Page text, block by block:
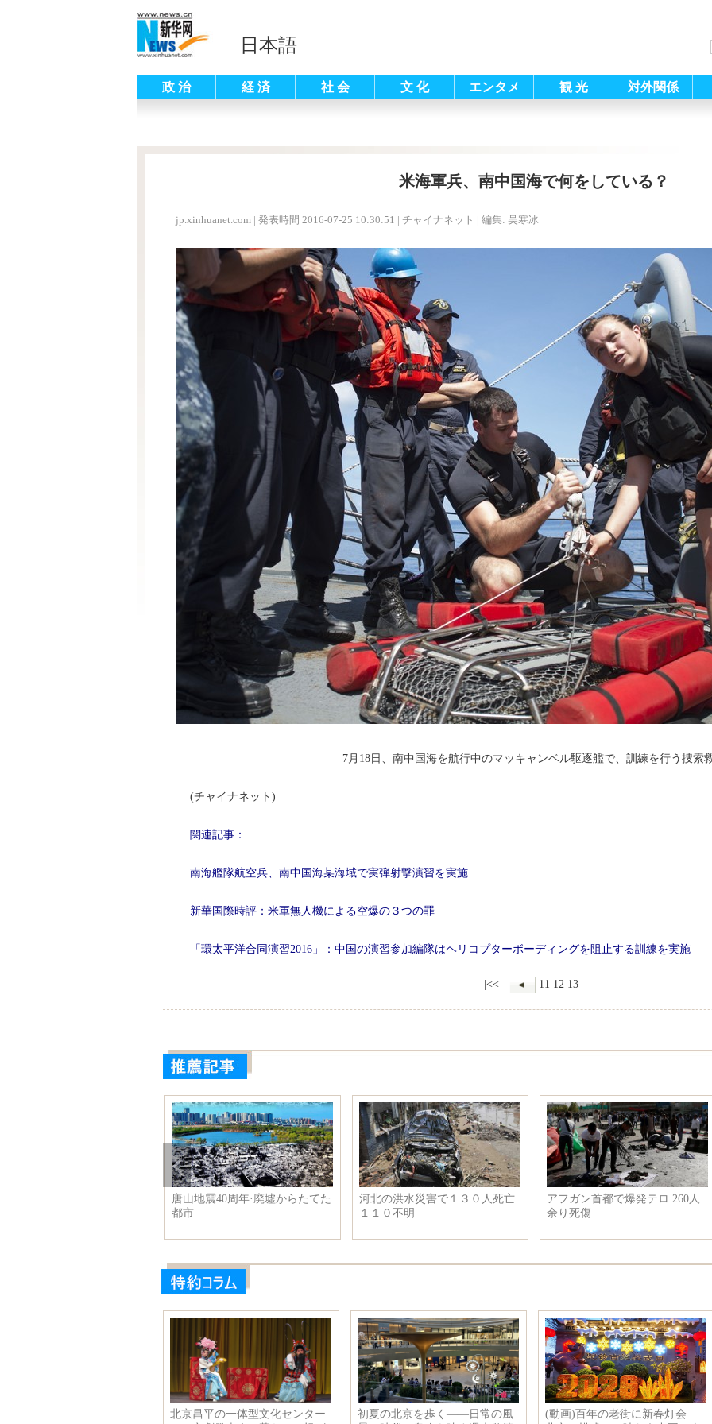
日本語
政 治 経 済 社 会 文 化 エンタメ 観 光 対外関係
米海軍兵、南中国海で何をしている？
jp.xinhuanet.com | 発表時間 2016-07-25 10:30:51 | チャイナネット | 編集: 吴寒冰
7月18日、南中国海を航行中のマッキャンベル駆逐艦で、訓練を行う捜索
(チャイナネット)
関連記事：
南海艦隊航空兵、南中国海某海域で実弾射撃演習を実施
新華国際時評：米軍無人機による空爆の３つの罪
「環太平洋合同演習2016」：中国の演習参加編隊はヘリコプターボーディングを阻止する訓練を実施
|<< 11 12 13
唐山地震40周年·廃墟からたてた
都市
河北の洪水災害で１３０人死亡
１１０不明
アフガン首都で爆発テロ 260人
余り死傷